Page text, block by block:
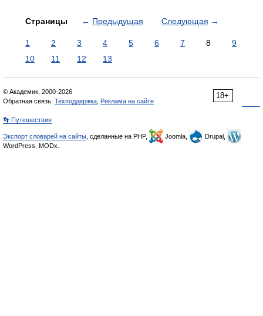
Страницы ← Предыдущая Следующая →
1 2 3 4 5 6 7 8
9
10
11 12 13
18+
© Академик, 2000-2026
Обратная связь: Техподдержка Реклама на сайте
👣 Путешествия
Экспорт словарей на сайты , сделанные на PHP, Joomla,
Drupal,
WordPress, MODx.